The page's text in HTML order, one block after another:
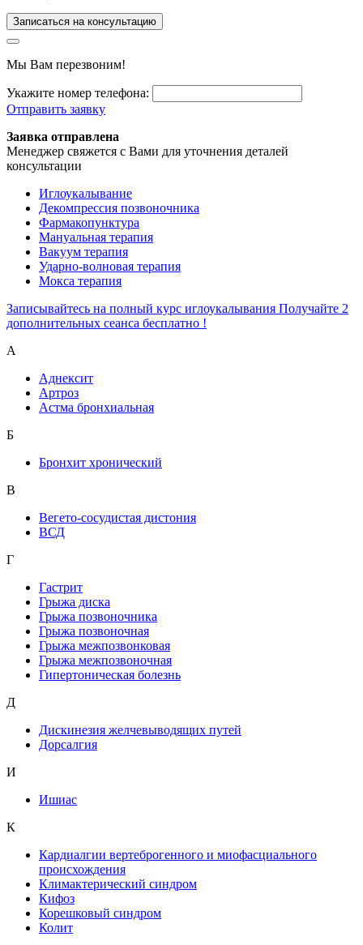
Записаться на консультацию
Мы Вам перезвоним!
Укажите номер телефона:
Отправить заявку
Заявка отправлена
Менеджер свяжется с Вами для уточнения деталей
консультации
Иглоукалывание
Декомпрессия позвоночника
Фармакопунктура
Мануальная терапия
Вакуум терапия
Ударно-волновая терапия
Мокса терапия
Записывайтесь на полный курс иглоукалывания Получайте 2
дополнительных сеанса бесплатно !
А
Аднексит
Артроз
Астма бронхиальная
Б
Бронхит хронический
В
Вегето-сосудистая дистония
ВСД
Г
Гастрит
Грыжа диска
Грыжа позвоночника
Грыжа позвоночная
Грыжа межпозвонковая
Грыжа межпозвоночная
Гипертоническая болезнь
Д
Дискинезия желчевыводящих путей
Дорсалгия
И
Ишиас
К
Кардиалгии вертеброгенного и миофасциального
происхождения
Климактерический синдром
Кифоз
Корешковый синдром
Колит